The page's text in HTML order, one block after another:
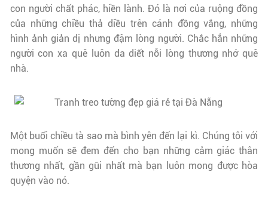
con người chất phác, hiền lành. Đó là nơi của ruộng đồng
của những chiều thả diều trên cánh đồng vắng, những
hình ảnh giản dị nhưng đậm lòng người. Chắc hẳn những
người con xa quê luôn da diết nỗi lòng thương nhớ quê
nhà.
Một buổi chiều tà sao mà bình yên đến lại kì. Chúng tôi với
mong muốn sẽ đem đến cho bạn những cảm giác thân
thương nhất, gần gũi nhất mà bạn luôn mong được hòa
quyện vào nó.